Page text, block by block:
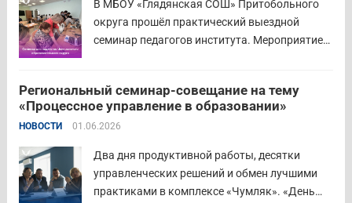
Читать дальше
В МБОУ «Глядянская СОШ» Притобольного
округа прошёл практический выездной
семинар педагогов института. Мероприятие
Открывая встречу, заместитель
руководителя Управления образования
Притобольного муниципального округа
Наталья Сергеевна Иванова подчеркнула
важность очных практических встреч для...
Региональный семинар-совещание на тему
«Процессное управление в образовании»
НОВОСТИ 01.06.2026
Два дня продуктивной работы, десятки
управленческих решений и обмен лучшими
практиками в комплексе «Чумляк». «День